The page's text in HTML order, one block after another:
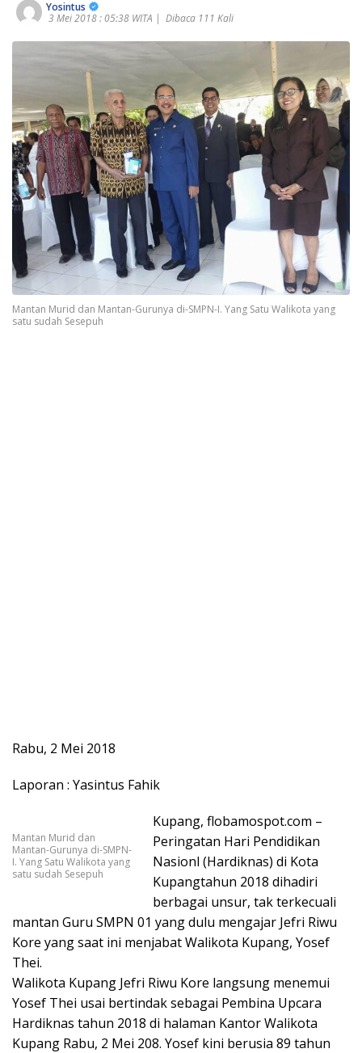
Yosintus
3 Mei 2018 : 05:38 WITA | Dibaca 111 Kali
Mantan Murid dan Mantan-Gurunya di-SMPN-I. Yang Satu Walikota yang
satu sudah Sesepuh
Rabu, 2 Mei 2018
Laporan : Yasintus Fahik
Mantan Murid dan
Mantan-Gurunya di-SMPN-
I. Yang Satu Walikota yang
satu sudah Sesepuh
Kupang, flobamospot.com –
Peringatan Hari Pendidikan
Nasionl (Hardiknas) di Kota
Kupangtahun 2018 dihadiri
berbagai unsur, tak terkecuali
mantan Guru SMPN 01 yang dulu mengajar Jefri Riwu
Kore yang saat ini menjabat Walikota Kupang, Yosef
Thei.
Walikota Kupang Jefri Riwu Kore langsung menemui
Yosef Thei usai bertindak sebagai Pembina Upcara
Hardiknas tahun 2018 di halaman Kantor Walikota
Kupang Rabu, 2 Mei 208. Yosef kini berusia 89 tahun